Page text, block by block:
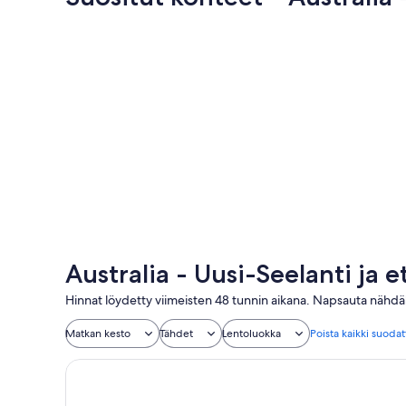
Australia - Uusi-Seelanti ja
Hinnat löydetty viimeisten 48 tunnin aikana. Napsauta
Matkan kesto Tähdet Lentoluokka Poista kaikki
The York by Swiss-Belhotel International